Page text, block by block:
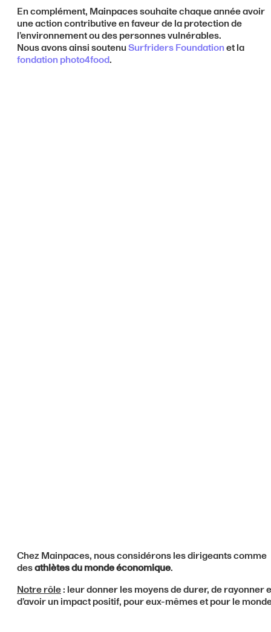
En complément, Mainpaces souhaite chaque année avoir
une action contributive en faveur de la protection de
l’environnement ou des personnes vulnérables.
Nous avons ainsi soutenuSurfriders Foundationet la
fondation photo4food.
Chez Mainpaces, nous considérons les dirigeants comme
desathlètes du monde économique.
Notre rôle: leur donner les moyens de durer, de rayonner
d’avoir un impact positif, pour eux-mêmes et pour le